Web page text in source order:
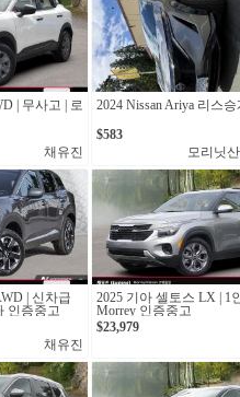
| 무사고 | 로
채유진
2024 Nissan Ariya 리스승
$583
모리닛
| 신차급
인증중고
채유진
2025 기아 셀토스 LX | 1
Morrey 인증중고
$23,979